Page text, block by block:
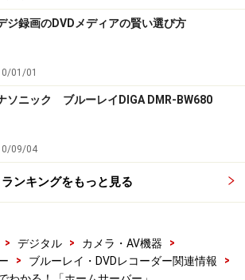
ジ録画のDVDメディアの賢い選び方
01/01
ソニック ブルーレイDIGA DMR-BW680
09/04
ランキングをもっと見る
> デジタル > カメラ・AV機器
>
> ブルーレイ・DVDレコーダー関連情報
>